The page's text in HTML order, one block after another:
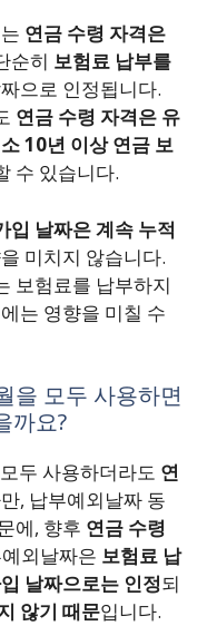
연금 수령 자격은
순히 보험료 납부를
으로 인정됩니다.
연금 수령 자격은 유
10년 이상 연금 보
수 있습니다.
입 날짜은 계속 누적
미치지 않습니다.
보험료를 납부하지
는 영향을 미칠 수
을 모두 사용하면
까요?
두 사용하더라도 연
, 납부예외날짜 동
에, 향후 연금 수령
외날짜은 보험료 납
날짜으로는 인정되
않기 때문입니다.